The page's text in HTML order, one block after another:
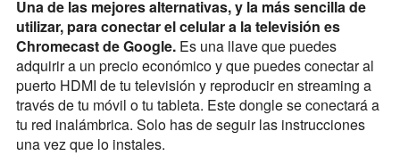
Una de las mejores alternativas, y la más sencilla de
utilizar, para conectar el celular a la televisión es
Chromecast de Google.Es una llave que puedes
adquirir a un precio económico y que puedes conectar al
puerto HDMI de tu televisión y reproducir en streaming a
través de tu móvil o tu tableta. Este dongle se conectará a
tu red inalámbrica. Solo has de seguir las instrucciones
una vez que lo instales.